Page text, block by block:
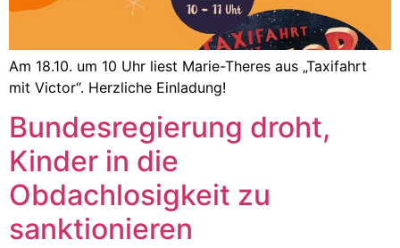
Am 18.10. um 10 Uhr liest Marie-Theres aus „Taxifahrt
mit Victor“. Herzliche Einladung!
Bundesregierung droht,
Kinder in die
Obdachlosigkeit zu
sanktionieren